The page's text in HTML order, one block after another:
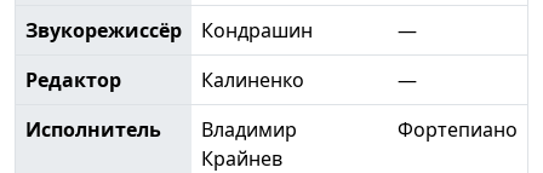
Звукорежиссёр Кондрашин
—
Редактор
Калиненко
—
Исполнитель
Владимир
Крайнев
Фортепиано